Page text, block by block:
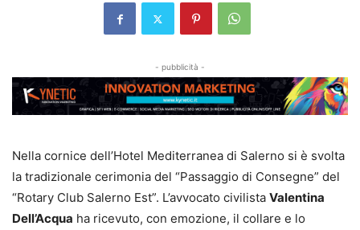
- pubblicità -
Nella cornice dell’Hotel Mediterranea di Salerno si è svolta
la tradizionale cerimonia del “Passaggio di Consegne” del
“Rotary Club Salerno Est”. L’avvocato civilista Valentina
Dell’Acqua ha ricevuto, con emozione, il collare e lo